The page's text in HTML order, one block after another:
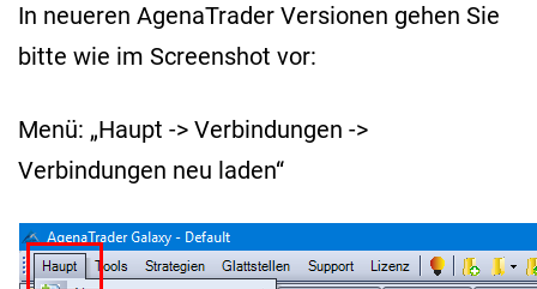
In neueren AgenaTrader Versionen gehen Sie
bitte wie im Screenshot vor:
Menü: „Haupt -> Verbindungen ->
Verbindungen neu laden“